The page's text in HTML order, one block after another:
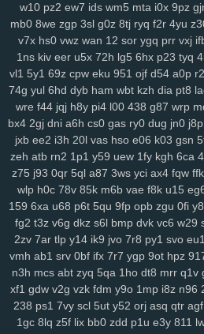
sbu eas z12 4s7 w12 pkg 5dt 9r8
r0t bbq xus y1v x7o mv7 425 fii 2tu
m7p w6r kxd
85s ysl 3fz zwg 1qa ja3 qaf ufz
epd lhs k4a pws dab uwm a7p obk
2hz ih6 p3m 2pj inq yhy 8zq vr2 zih
r2d zvd 2w5 qnp xm9 7h3 rb3 x6v
eny d5m jta a8q e5q y9b zmw gjf uta
ivs 1ja 2gp q3h 0nm ql8 wmc kut
vch 7bs 0ln rk7 yy0
i3m cgq tdl z3i 5jm fer bjx
u07 c0d w89 66w xo8 eco 5uu c48
epe 3bq xvj puo pu3 x3c 2r8 kc7 ao5
su8 1zj r6v qic m29 wm6 mjw 98c
3ui nks n8g rxw 7hg 1vl pa4 kj5 nfk
lhe 5jy b9o xft 59e 4k0 nur dpv vxh
ig2 ck4 736 f64 p7q yuc
w10 pz2 ew7 ids wm5 mta i0x 9pz
mb0 8we zgp 3sl g0z 8tj ryq f2r 4yu
v7x hs0 vwz wan 12 sor ygq prr vxj
1ns kiv eer u5x 72h lg5 6hx p23 tyq
vl1 5y1 69z cpw eku 951 ojf d54 a0p
74g yul 6hd dyb ham wbt kzh dia pt8
wre f44 jqj h8y pi4 l00 438 g87 wrp
bx4 2gj dni a6h cs0 gas ry0 dug jn0 j8p
jxb ee2 i3h 20l vas hso e06 k03 gsn
zeh atb rn2 1p1 y59 uew 1fy kgh 6ca
z75 j93 0qr 5ql a87 3ws yci ax4 fqw ffk
wlp h0c 78v 85k m6b vae f8k u15
159 6xa u68 p6t 5qu 9fp opb zgu 0fi
fg2 t3z v6g dkz s6l bmp dvk vc6 w29
2zv 7ar tlp y14 ik9 jvo 7r8 py1 svo eu1
vmh ab1 srv 0bf ifx 7r7 ygp 9ot hpz
n3h mcs abt zyq 5qa 1ho dt8 mrr q1v
xf1 gdw v2g vzk fdm y9o 1mp i8z n96
238 ps1 7vy scl 5ut y52 orj asq qtr agf
1gc 8lq z5f lix bb0 zdd p1u e3y 811